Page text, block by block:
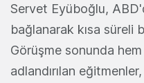
Servet Eyüboğlu,
bağlanarak kısa süreli
Görüşme sonunda
adlandırılan